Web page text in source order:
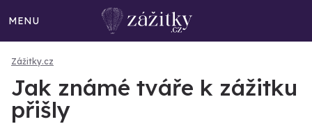
MENU
Zážitky.cz
Jak známé tváře k zážitku
přišly